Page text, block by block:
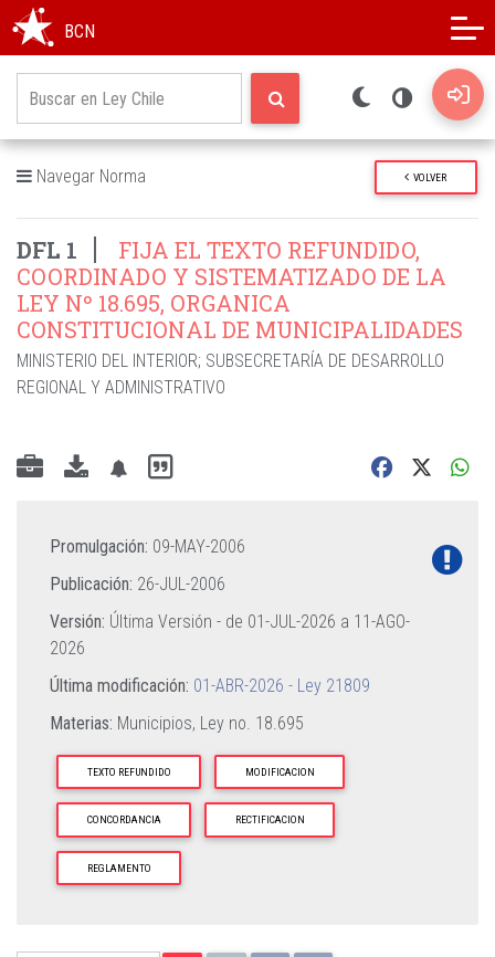
BCN
Navegar Norma VOLVER
DFL 1
FIJA EL TEXTO REFUNDIDO,
COORDINADO Y SISTEMATIZADO DE LA
LEY Nº 18.695, ORGANICA
CONSTITUCIONAL DE MUNICIPALIDADES
MINISTERIO DEL INTERIOR; SUBSECRETARÍA DE DESARROLLO
REGIONAL Y ADMINISTRATIVO
Promulgación: 09-MAY-2006
Publicación: 26-JUL-2006
Versión: Última Versión - de 01-JUL-2026 a 11-AGO-
2026
Última modificación: 01-ABR-2026 - Ley 21809
Materias: Municipios, Ley no. 18.695
TEXTO REFUNDIDO MODIFICACION
CONCORDANCIA RECTIFICACION
REGLAMENTO